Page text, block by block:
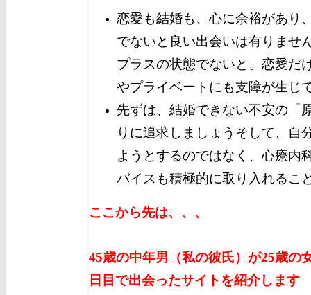
恋愛も結婚も、心に余裕があり
でないと良い出会いは有りませ
プラスの状態でないと、恋愛だ
やプライベートにも支障が生じ
先ずは、結婚できない不安の「
りに追求しましょう そして、自
ようとするのではなく、心療内
バイスも積極的に取り入れるこ
ここから先は、、、
45歳の中年男（私の彼氏）が25歳の
日目で出会ったサイトを紹介します